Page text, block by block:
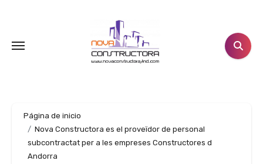
contenido
Página de inicio
Nova Constructora es el proveïdor de personal
subcontractat per a les empreses Constructores d
Andorra